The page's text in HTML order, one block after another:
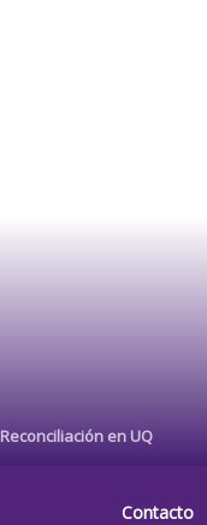
Reconciliación en UQ
Contacto